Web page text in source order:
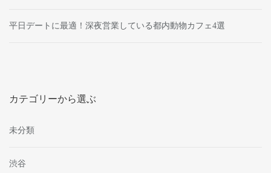
平日デートに最適！深夜営業している都内動物カフェ4選
カテゴリーから選ぶ
未分類
渋谷